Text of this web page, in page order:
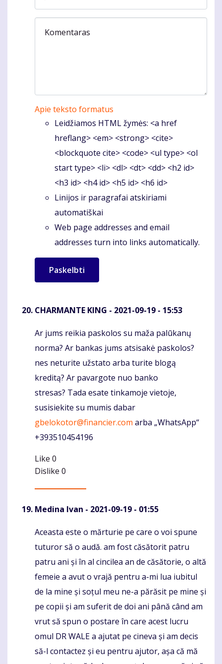
Komentaras
Apie teksto formatus
Leidžiamos HTML žymės: <a href
hreflang> <em> <strong> <cite>
<blockquote cite> <code> <ul type> <ol
start type> <li> <dl> <dt> <dd> <h2 id>
<h3 id> <h4 id> <h5 id> <h6 id>
Linijos ir paragrafai atskiriami
automatiškai
Web page addresses and email
addresses turn into links automatically.
CHARMANTE KING - 2021-09-19 - 15:53
Komentaras
Ar jums reikia paskolos su maža palūkanų
norma? Ar bankas jums atsisakė paskolos?
nes neturite užstato arba turite blogą
kreditą? Ar pavargote nuo banko
stresas? Tada esate tinkamoje vietoje,
susisiekite su mumis dabar
gbelokotor@financier.com arba „WhatsApp“
+393510454196
Like 0
Dislike 0
Medina Ivan - 2021-09-19 - 01:55
Komentaras
Aceasta este o mărturie pe care o voi spune
tuturor să o audă. am fost căsătorit patru
patru ani și în al cincilea an de căsătorie, o altă
femeie a avut o vrajă pentru a-mi lua iubitul
de la mine și soțul meu ne-a părăsit pe mine și
pe copii și am suferit de doi ani până când am
vrut să spun o postare în care acest lucru
omul DR WALE a ajutat pe cineva și am decis
să-l contactez și eu pentru ajutor, așa că mă